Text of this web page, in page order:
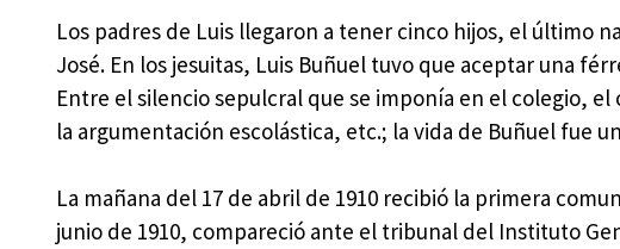
Los padres de Luis llegaron a tener cinco hijos, el último
José. En los jesuitas, Luis Buñuel tuvo que aceptar una
Entre el silencio sepulcral que se imponía en el colegio,
la argumentación escolástica, etc.; la vida de Buñuel fue
La mañana del 17 de abril de 1910 recibió la primera
junio de 1910, compareció ante el tribunal del Instituto